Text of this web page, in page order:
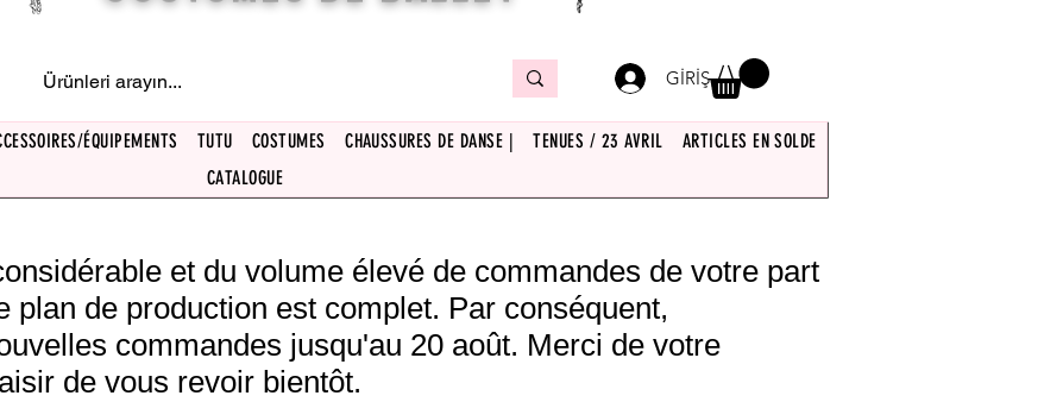
GİRİŞ
ÉQUIPEMENTS TUTU COSTUMES CHAUSSURES DE DANSE | TENUES / 23 AVRIL
ARTICLES EN SOLDE
CATALOGUE
et du volume élevé de commandes de votre part
plan de production est complet. Par conséquent,
commandes jusqu'au 20 août. Merci de votre
de vous revoir bientôt.